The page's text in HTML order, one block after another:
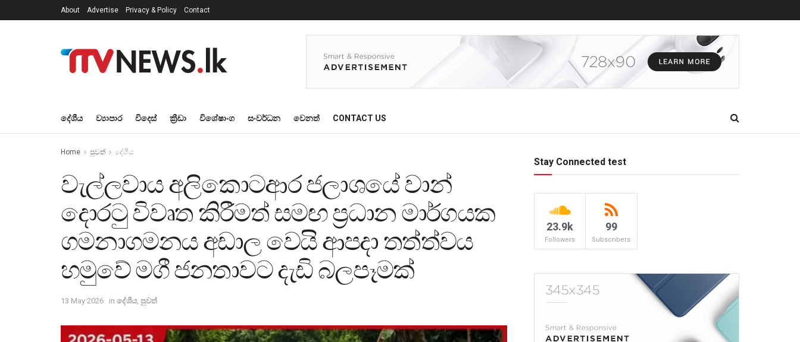
About Advertise Privacy & Policy Contact
දේශීය ව්‍යාපාර විදෙස් ක්‍රීඩා විශේෂාංග සංවර්ධන වෙනත් CONTACT US
Home පුවත් දේශීය
වැල්ලවාය අලිකොටආර ජලාශයේ වාන්
දොරටු විවෘත කිරීමත් සමඟ ප්‍රධාන මාර්ගයක
ගමනාගමනය අඩාල වෙයි ආපදා තත්ත්වය
හමුවේ මගී ජනතාවට දැඩි බලපෑමක්
13 May 2026 in දේශීය, පුවත්
Stay Connected test
23.9k
Followers
99
Subscribers